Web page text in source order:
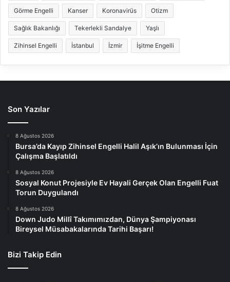
Görme Engelli Kanser Koronavirüs Otizm
Sağlık Bakanlığı Tekerlekli Sandalye Yaşlı
Zihinsel Engelli İstanbul İzmir İşitme Engelli
Son Yazılar
8 Ağustos 2026
Bursa’da Kayıp Zihinsel Engelli Halil Aşık’ın Bulunması İçin
Çalışma Başlatıldı
8 Ağustos 2026
Sosyal Konut Projesiyle Ev Hayali Gerçek Olan Engelli Fuat
Torun Duygulandı
8 Ağustos 2026
Down Judo Millî Takımımızdan, Dünya Şampiyonası
Bireysel Müsabakalarında Tarihi Başarı!
Bizi Takip Edin